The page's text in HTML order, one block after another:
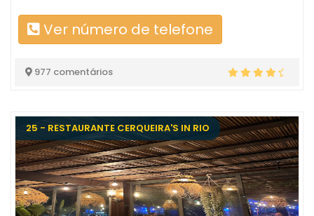
Ver número de telefone
977 comentários
25 - RESTAURANTE CERQUEIRA'S IN RIO